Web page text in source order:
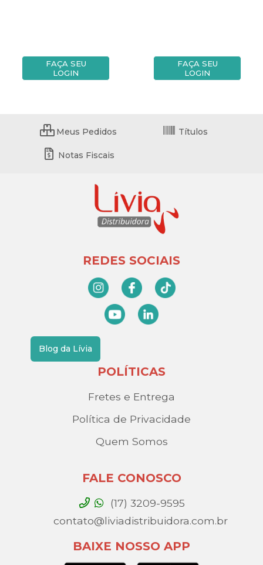
FAÇA SEU
LOGIN
FAÇA SEU
LOGIN
Meus Pedidos Títulos
Notas Fiscais
REDES SOCIAIS
Blog da Lívia
POLÍTICAS
Fretes e Entrega
Política de Privacidade
Quem Somos
FALE CONOSCO
(17) 3209-9595
contato@liviadistribuidora.com.br
BAIXE NOSSO APP